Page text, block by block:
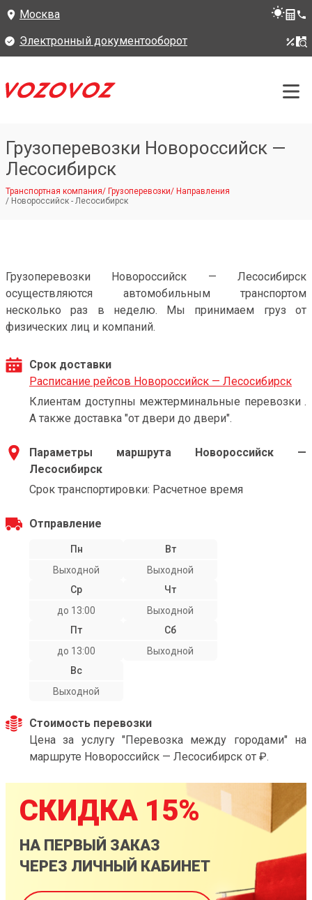
Москва
Электронный документооборот
Грузоперевозки Новороссийск —
Лесосибирск
Транспортная компания/ Грузоперевозки/ Направления
/ Новороссийск - Лесосибирск
Грузоперевозки Новороссийск — Лесосибирск
осуществляются автомобильным транспортом
несколько раз в неделю. Мы принимаем груз от
физических лиц и компаний.
Срок доставки
Расписание рейсов Новороссийск — Лесосибирск
Клиентам доступны межтерминальные перевозки .
А также доставка "от двери до двери".
Параметры маршрута Новороссийск —
Лесосибирск
Срок транспортировки: Расчетное время
Отправление
Пн
Выходной
Вт
Выходной
Ср
до 13:00
Чт
Выходной
Пт
до 13:00
Сб
Выходной
Вс
Выходной
Стоимость перевозки
Цена за услугу "Перевозка между городами" на
маршруте Новороссийск — Лесосибирск от ₽.
СКИДКА 15%
НА ПЕРВЫЙ ЗАКАЗ
ЧЕРЕЗ ЛИЧНЫЙ КАБИНЕТ